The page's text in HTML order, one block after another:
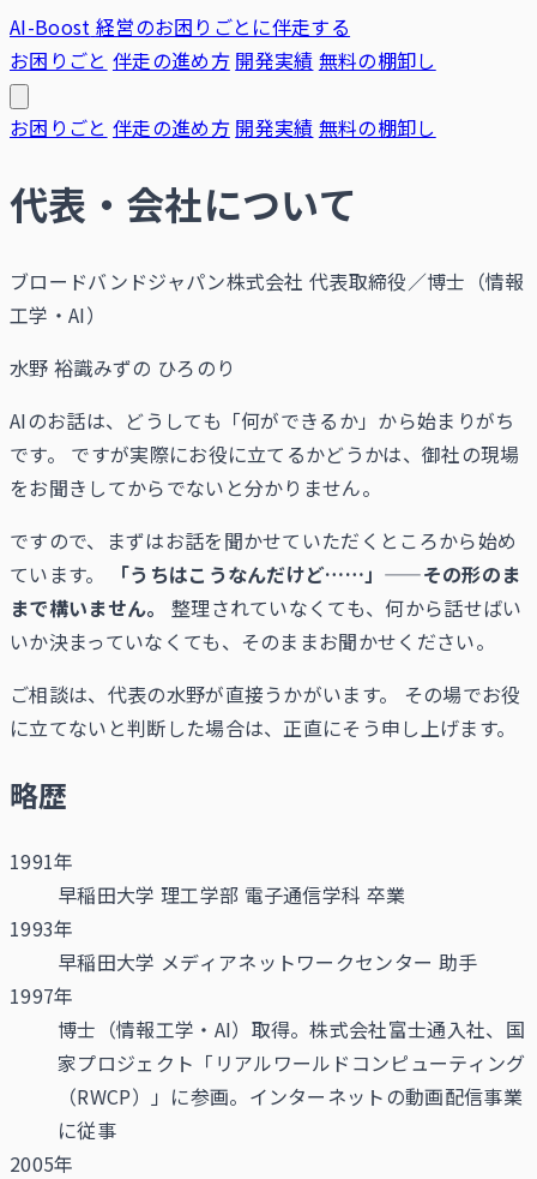
AI-Boost 経営のお困りごとに伴走する
お困りごと 伴走の進め方 開発実績 無料の棚卸し
お困りごと 伴走の進め方 開発実績 無料の棚卸し
代表・会社について
ブロードバンドジャパン株式会社 代表取締役／博士（情報
工学・AI）
水野 裕識みずの ひろのり
AIのお話は、どうしても「何ができるか」から始まりがち
です。 ですが実際にお役に立てるかどうかは、御社の現場
をお聞きしてからでないと分かりません。
ですので、まずはお話を聞かせていただくところから始め
ています。
「うちはこうなんだけど……」——その形のま
まで構いません。
整理されていなくても、何から話せばい
いか決まっていなくても、そのままお聞かせください。
ご相談は、代表の水野が直接うかがいます。 その場でお役
に立てないと判断した場合は、正直にそう申し上げます。
略歴
1991年
早稲田大学 理工学部 電子通信学科 卒業
1993年
早稲田大学 メディアネットワークセンター 助手
1997年
博士（情報工学・AI）取得。株式会社富士通入社、国
家プロジェクト「リアルワールドコンピューティング
（RWCP）」に参画。インターネットの動画配信事業
に従事
2005年